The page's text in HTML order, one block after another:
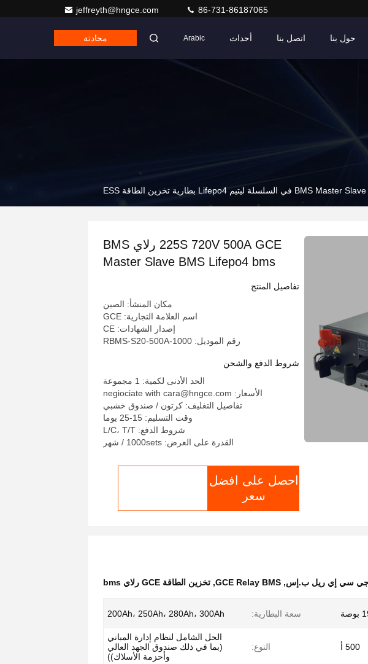
jeffreyth@hngce.com 86-731-86187065
حول بنا اتصل بنا أحداث Arabic محادثة
225S 720V 500A GCE رلاي BMS
Master Slave BMS Lifepo4 bms
بطارية تخزين الطاقة ESS
تفاصيل المنتج
مكان المنشأ: الصين
اسم العلامة التجارية: GCE
إصدار الشهادات: CE
رقم الموديل: RBMS-S20-500A-1000
شروط الدفع والشحن
الحد الأدنى لكمية: 1 مجموعة
الأسعار: negiociate with cara@hngce.com
تفاصيل التغليف: كرتون / صندوق خشبي
وقت التسليم: 15-25 يوما
شروط الدفع: L/C، T/T
القدرة على العرض: 1000sets / شهر
احصل على افضل
سعر
,
GCE Relay BMS
, تخزين الطاقة GCE رلاي bms
سعة البطارية: 200Ah، 250Ah، 280Ah، 300Ah
500 أ النوع:
الحل الشامل لنظام إدارة المباني
(بما في ذلك صندوق الجهد العالي
وأحزمة الأسلاك))